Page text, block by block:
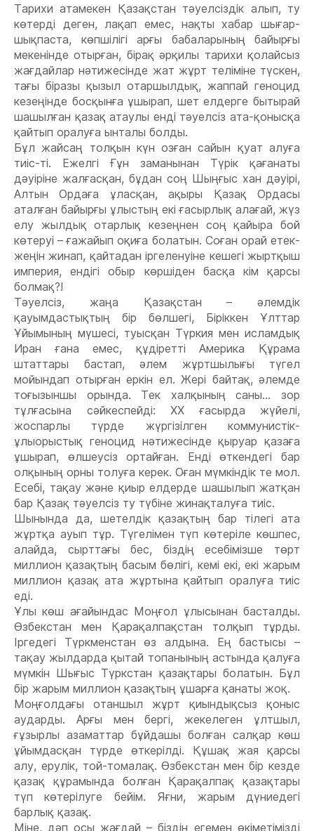
Тарихи атамекен Қазақстан тəуелсіздік алып, ту
көтерді деген, лақап емес, нақты хабар шығар-
шықпаста, көпшілігі арғы бабаларының байырғы
мекенінде отырған, бірақ əрқилы тарихи қолайсыз
жағдайлар нəтижесінде жат жұрт теліміне түскен,
тағы біразы қызыл отаршылдық, жаппай геноцид
кезеңінде босқынға ұшырап, шет елдерге бытырай
шашылған қазақ атаулы енді тəуелсіз ата-қонысқа
қайтып оралуға ынталы болды.
Бұл жайсаң толқын күн озған сайын қуат алуға
тиіс-ті. Ежелгі Ғұн заманынан Түрік қағанаты
дəуіріне жалғасқан, бұдан соң Шыңғыс хан дəуірі,
Алтын Ордаға ұласқан, ақыры Қазақ Ордасы
аталған байырғы ұлыстың екі ғасырлық алағай, жүз
елу жылдық отарлық кезеңнен соң қайыра бой
көтеруі – ғажайып оқиға болатын. Соған орай етек-
жеңін жинап, қайтадан іргеленуіне кешегі жыртқыш
империя, ендігі обыр көршіден басқа кім қарсы
болмақ?!
Тəуелсіз, жаңа Қазақстан – əлемдік
қауымдастықтың бір бөлшегі, Біріккен Ұлттар
Ұйымының мүшесі, туысқан Түркия мен исламдық
Иран ғана емес, құдіретті Америка Құрама
штаттары бастап, əлем жұртшылығы түгел
мойындап отырған еркін ел. Жері байтақ, əлемде
тоғызыншы орында. Тек халқының саны... зор
тұлғасына сəйкеспейді: ХХ ғасырда жүйелі,
жоспарлы түрде жүргізілген коммунистік-
ұлыорыстық геноцид нəтижесінде қыруар қазаға
ұшырап, өлшеусіз ортайған. Енді өткендегі бар
олқының орны толуға керек. Оған мүмкіндік те мол.
Есебі, тақау жəне қиыр елдерде шашылып жатқан
бар Қазақ тəуелсіз ту түбіне жинақталуға тиіс.
Шынында да, шетелдік қазақтың бар тілегі ата
жұртқа ауып тұр. Түгелімен түп көтеріле көшпес,
алайда, сырттағы бес, біздің есебімізше төрт
миллион қазақтың басым бөлігі, кемі екі, екі жарым
миллион қазақ ата жұртына қайтып оралуға тиіс
еді.
Ұлы көш ағайындас Моңғол ұлысынан басталды.
Өзбекстан мен Қарақалпақстан толқып тұрды.
Іргедегі Түркменстан өз алдына. Ең бастысы –
тақау жылдарда қытай топанының астында қалуға
мүмкін Шығыс Түркстан қазақтары болатын. Бұл
бір жарым миллион қазақтың ұшарға қанаты жоқ.
Моңғолдағы отаншыл жұрт қиындықсыз қоныс
аударды. Арғы мен бергі, жекелеген ұлтшыл,
ғұзырлы азаматтар бұйдашы болған салқар көш
ұйымдасқан түрде өткерілді. Құшақ жая қарсы
алу, ерулік, той-томалақ. Өзбекстан мен бір кезде
қазақ құрамында болған Қарақалпақ қазақтары
түп көтерілуге бейім. Яғни, жарым дүниедегі
барлық қазақ.
Міне, дəп осы жағдай – біздің егемен өкіметімізді